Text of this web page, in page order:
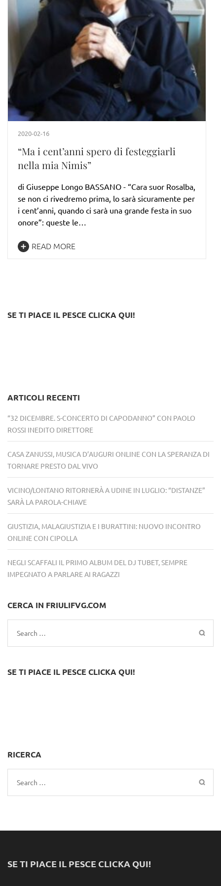
2020-02-16
“Ma i cent’anni spero di festeggiarli
nella mia Nimis”
di Giuseppe Longo BASSANO - “Cara suor Rosalba,
se non ci rivedremo prima, lo sarà sicuramente per
i cent’anni, quando ci sarà una grande festa in suo
onore”: queste le…
READ MORE
SE TI PIACE IL PESCE CLICKA QUI!
ARTICOLI RECENTI
“32 DICEMBRE. S-CONCERTO DI CAPODANNO” CON PAOLO
ROSSI INEDITO DIRETTORE
CASA ZANUSSI, MUSICA D’AUGURI ONLINE CON LA SPERANZA DI
TORNARE PRESTO DAL VIVO
VICINO/LONTANO RITORNERÀ A UDINE IN LUGLIO: “DISTANZE”
SARÀ LA PAROLA-CHIAVE
GIUSTIZIA, MALAGIUSTIZIA E I BURATTINI: NUOVO INCONTRO
ONLINE CON CIPOLLA
NEGLI SCAFFALI IL PRIMO ALBUM DEL DJ TUBET, SEMPRE
IMPEGNATO A PARLARE AI RAGAZZI
CERCA IN FRIULIFVG.COM
Search
for:
SE TI PIACE IL PESCE CLICKA QUI!
RICERCA
Search
for:
SE TI PIACE IL PESCE CLICKA QUI!